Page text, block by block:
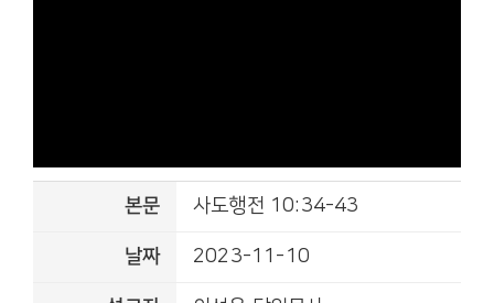
본문 사도행전 10:34-43
날짜 2023-11-10